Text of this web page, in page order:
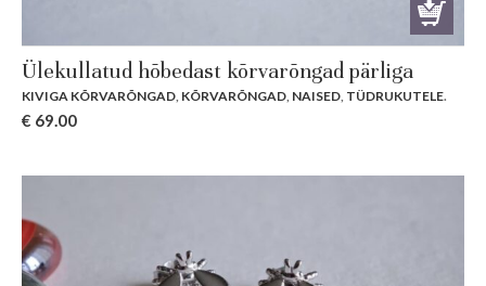
Ülekullatud hõbedast kõrvarõngad pärliga
KIVIGA KÕRVARÕNGAD, KÕRVARÕNGAD, NAISED, TÜDRUKUTELE.
€ 69.00